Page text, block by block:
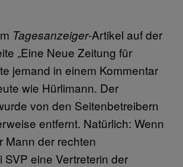
Tagesanzeiger-Artikel auf der
„Eine Neue Zeitung für
jemand in einem Kommentar
wie Hürlimann. Der
von den Seitenbetreibern
entfernt. Natürlich: Wenn
Mann der rechten
SVP eine Vertreterin der